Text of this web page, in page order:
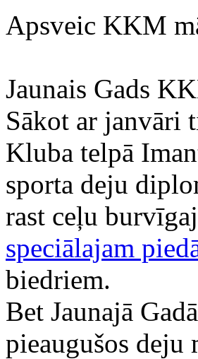
Apsveic KKM
Jaunais Gads
Sākot ar janvāri
Kluba telpā
sporta deju
rast ceļu
speciālajam
biedriem.
Bet Jaunajā
pieaugušos